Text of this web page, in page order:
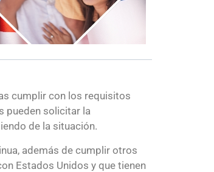
cumplir con los requisitos
pueden solicitar la
de la situación.
además de cumplir otros
Estados Unidos y que tienen